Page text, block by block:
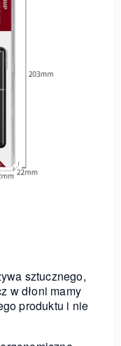
sztucznego,
w dłoni mamy
produktu i nie